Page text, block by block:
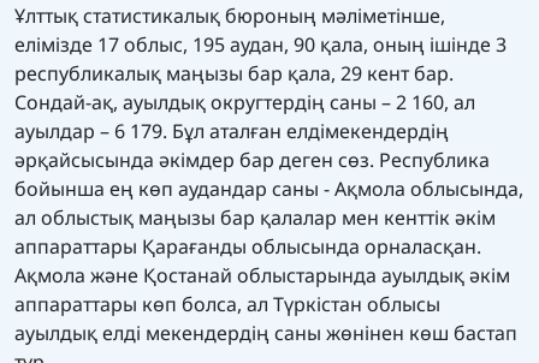
Ұлттық статистикалық бюроның мәліметінше,
елімізде 17 облыс, 195 аудан, 90 қала, оның ішінде 3
республикалық маңызы бар қала, 29 кент бар.
Сондай-ақ, ауылдық округтердің саны – 2 160, ал
ауылдар – 6 179. Бұл аталған елдімекендердің
әрқайсысында әкімдер бар деген сөз. Республика
бойынша ең көп аудандар саны - Ақмола облысында,
ал облыстық маңызы бар қалалар мен кенттік әкім
аппараттары Қарағанды облысында орналасқан.
Ақмола және Қостанай облыстарында ауылдық әкім
аппараттары көп болса, ал Түркістан облысы
ауылдық елді мекендердің саны жөнінен көш бастап